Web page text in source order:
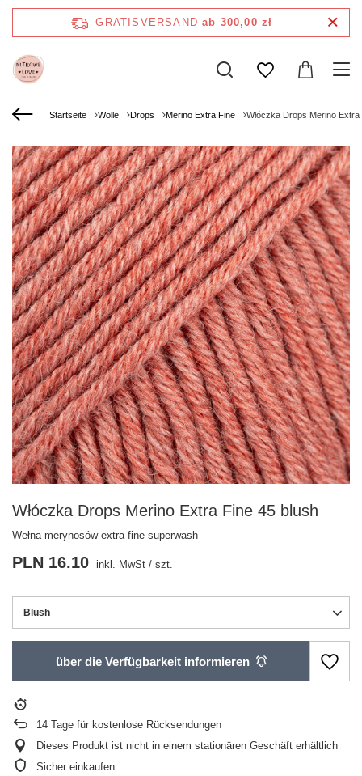
GRATISVERSAND ab 300,00 zł
Startseite Wolle Drops Merino Extra Fine Włóczka Drops Merino
Włóczka Drops Merino Extra Fine 45 blush
Wełna merynosów extra fine superwash
Blush
PLN 16.10 inkl. MwSt / szt.
über die Verfügbarkeit informieren
14 Tage für kostenlose Rücksendungen
Dieses Produkt ist nicht in einem stationären Geschäft erhältlich
Sicher einkaufen